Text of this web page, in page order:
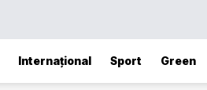
Internațional Sport Green